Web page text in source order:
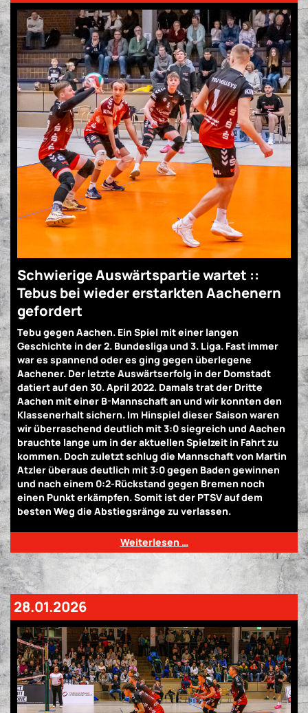
Schwierige Auswärtspartie wartet ::
Tebus bei wieder erstarkten Aachenern
gefordert
Tebu gegen Aachen. Ein Spiel mit einer langen
Geschichte in der 2. Bundesliga und 3. Liga. Fast immer
war es spannend oder es ging gegen überlegene
Aachener. Der letzte Auswärtserfolg in der Domstadt
datiert auf den 30. April 2022. Damals trat der Dritte
Aachen mit einer B-Mannschaft an und wir konnten den
Klassenerhalt sichern. Im Hinspiel dieser Saison waren
wir überraschend deutlich mit 3:0 siegreich und Aachen
brauchte lange um in der aktuellen Spielzeit in Fahrt zu
kommen. Doch zuletzt schlug die Mannschaft von Martin
Atzler überaus deutlich mit 3:0 gegen Baden gewinnen
und nach einem 0:2-Rückstand gegen Bremen noch
einen Punkt erkämpfen. Somit ist der PTSV auf dem
besten Weg die Abstiegsränge zu verlassen.
Weiterlesen …
28.01.2026